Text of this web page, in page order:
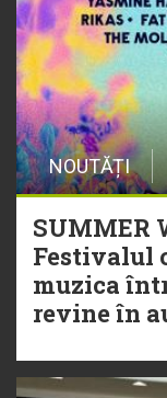
NOUTĂȚI
SUMMER
Festivalul
muzica
revine în